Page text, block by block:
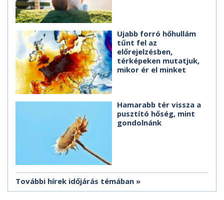
Újabb forró hőhullám
tűnt fel az
előrejelzésben,
térképeken mutatjuk,
mikor ér el minket
Hamarabb tér vissza a
pusztító hőség, mint
gondolnánk
További hírek időjárás témában